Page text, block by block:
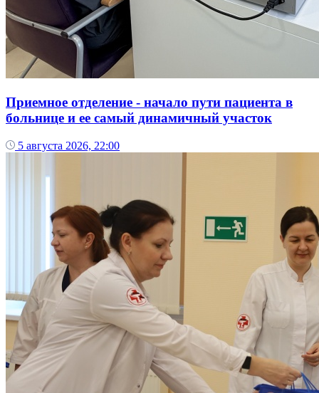
Приемное отделение - начало пути пациента в
больнице и ее самый динамичный участок
5 августа 2026, 22:00